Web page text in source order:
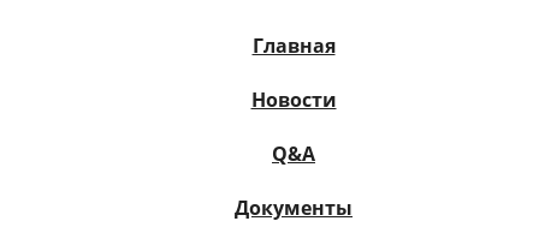
Главная
Новости
Q&A
Документы